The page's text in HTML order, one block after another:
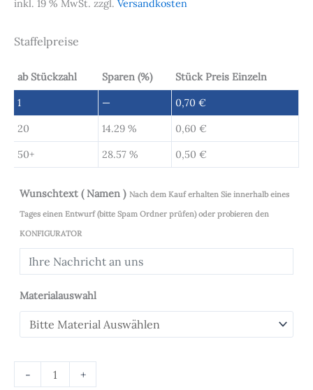
inkl. 19 % MwSt. zzgl. Versandkosten
Staffelpreise
ab Stückzahl Sparen (%) Stück Preis Einzeln
1 — 0,70 €
20 14.29 % 0,60 €
50+ 28.57 % 0,50 €
Wunschtext ( Namen ) Nach dem Kauf erhalten Sie innerhalb eines
Tages einen Entwurf (bitte Spam Ordner prüfen) oder probieren den
KONFIGURATOR
Materialauswahl
- +